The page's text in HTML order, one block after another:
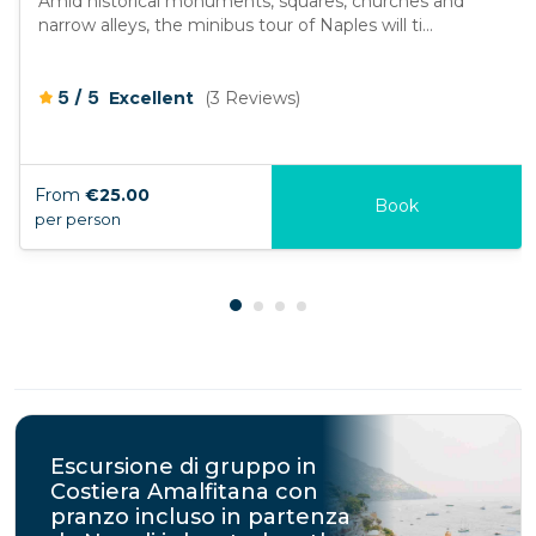
narrow alleys, the minibus tour of Naples will ti...
5 / 5 Excellent (3 Reviews)
From €25.00
per person
Book
Escursione di gruppo in
Costiera Amalfitana con
pranzo incluso in partenza